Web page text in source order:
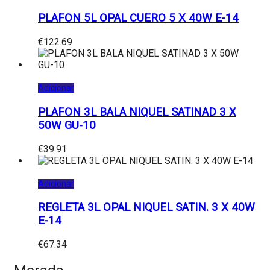
PLAFON 5L OPAL CUERO 5 X 40W E-14
€122.69
Adicionar
PLAFON 3L BALA NIQUEL SATINAD 3 X
50W GU-10
€39.91
Adicionar
REGLETA 3L OPAL NIQUEL SATIN. 3 X 40W
E-14
€67.34